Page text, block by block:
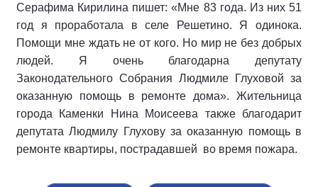
Серафима Кирилина пишет: «Мне 83 года. Из них 51
год я проработала в селе Решетино. Я одинока.
Помощи мне ждать не от кого. Но мир не без добрых
людей. Я очень благодарна депутату
Законодательного Собрания Людмиле Глуховой за
оказанную помощь в ремонте дома». Жительница
города Каменки Нина Моисеева также благодарит
депутата Людмилу Глухову за оказанную помощь в
ремонте квартиры, пострадавшей во время пожара.